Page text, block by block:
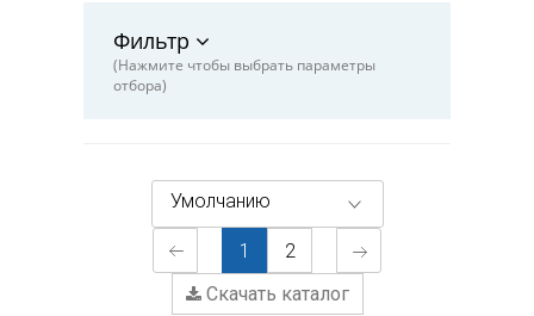
Фильтр
(Нажмите чтобы выбрать параметры
отбора)
Умолчанию
1
2
Скачать каталог